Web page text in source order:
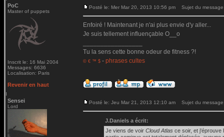
PoC
Master of puppets
Inscrit le: 16 Mai 2004
Messages: 6636
Localisation: Paris
Posté le: Mer Mar 20, 2013 10:56 pm Sujet du
Enfoiré ! Maintenant je n'ai plus envie d'y aller...
Je suis tellement influençable O__o
Tu la sens cette bonne odeur de fitness ?!
© € ™ $ - phrases cultes
Revenir en haut
Sensei
Lord
Posté le: Jeu Mar 21, 2013 12:10 am Sujet du
J.Daniels a écrit:
Je viens de voir Cloud Atlas ce soir, et j'éprouve